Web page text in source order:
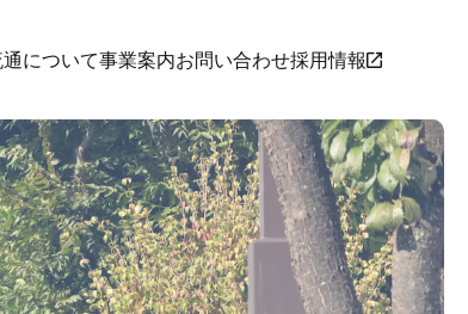
について事業案内お問い合わせ採用情報